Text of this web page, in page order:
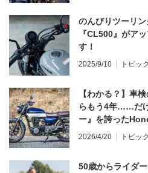
のんびりツーリ
『CL500』がア
す！
2025/9/10 トピッ
【わかる？】車
らもう4年……だ
ー』を誇った
う？
2026/4/20 トピッ
50歳からライダ